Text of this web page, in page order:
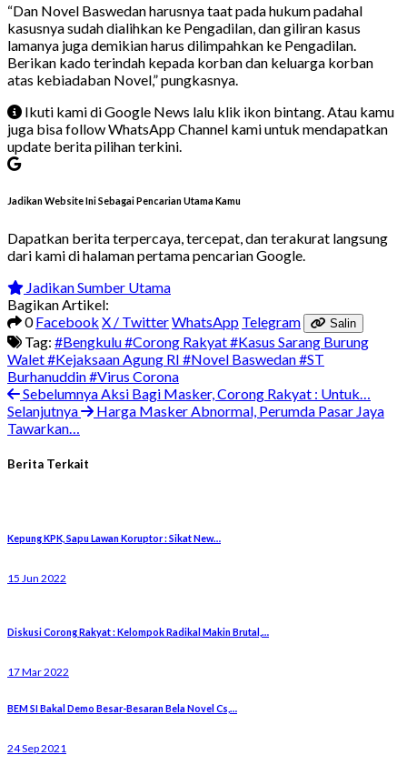
“Dan Novel Baswedan harusnya taat pada hukum padahal
kasusnya sudah dialihkan ke Pengadilan, dan giliran kasus
lamanya juga demikian harus dilimpahkan ke Pengadilan.
Berikan kado terindah kepada korban dan keluarga korban
atas kebiadaban Novel,” pungkasnya.
Ikuti kami di Google News lalu klik ikon bintang. Atau kamu
juga bisa follow WhatsApp Channel kami untuk mendapatkan
update berita pilihan terkini.
Jadikan Website Ini Sebagai Pencarian Utama Kamu
Dapatkan berita terpercaya, tercepat, dan terakurat langsung
dari kami di halaman pertama pencarian Google.
Jadikan Sumber Utama
Bagikan Artikel:
0Facebook X / TwitterWhatsApp Telegram Salin
Tag: #Bengkulu#Corong Rakyat#Kasus Sarang Burung
Walet#Kejaksaan Agung RI #Novel Baswedan#ST
Burhanuddin#Virus Corona
Sebelumnya Aksi Bagi Masker, Corong Rakyat : Untuk…
Selanjutnya
Harga Masker Abnormal, Perumda Pasar Jaya
Tawarkan…
Berita Terkait
Kepung KPK, Sapu Lawan Koruptor : Sikat New…
15 Jun 2022
Diskusi Corong Rakyat : Kelompok Radikal Makin Brutal,…
17 Mar 2022
BEM SI Bakal Demo Besar-Besaran Bela Novel Cs,…
24 Sep 2021